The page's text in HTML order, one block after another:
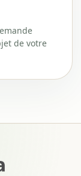
de votre